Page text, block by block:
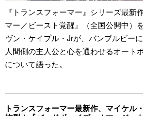
『トランスフォーマー』シリーズ最新
マー／ビースト覚醒』（全国公開中）
ヴン・ケイプル・Jrが、バンブルビー
人間側の主人公と心を通わせるオート
について語った。
トランスフォーマー最新作、マイケル